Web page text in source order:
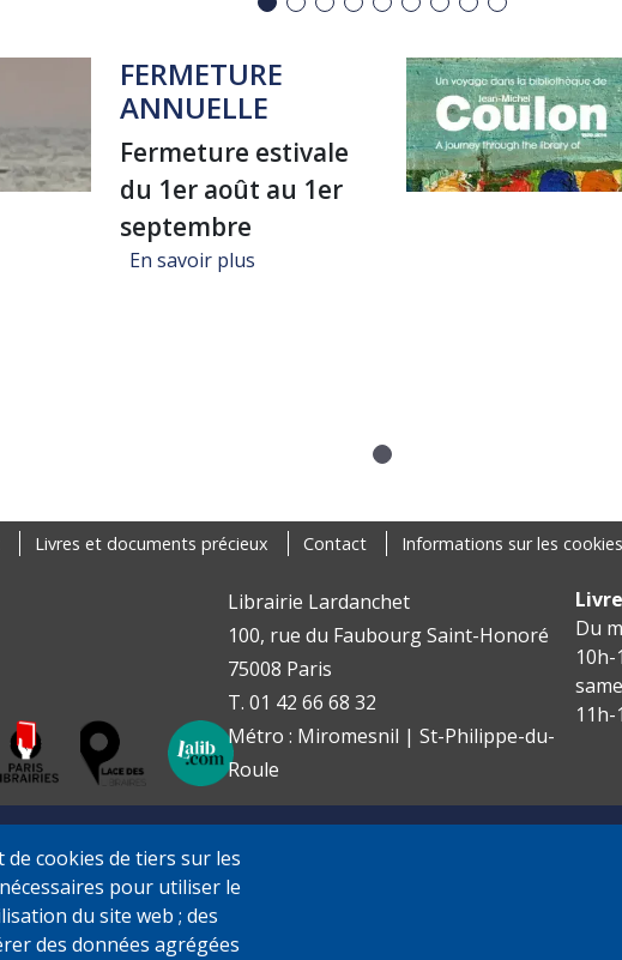
FERMETURE
ANNUELLE
Fermeture estivale
du 1er août au 1er
septembre
En savoir plussur FERMETURE ANNUELLE
Livres et documents précieux Contact Informations sur les cookies
Librairie Lardanchet
100, rue du Faubourg Saint-Honoré
75008 Paris
T. 01 42 66 68 32
Métro : Miromesnil | St-Philippe-du-
Roule
Du
10h-
cookies de tiers sur les
pour utiliser le
du site web ; des
des données agrégées